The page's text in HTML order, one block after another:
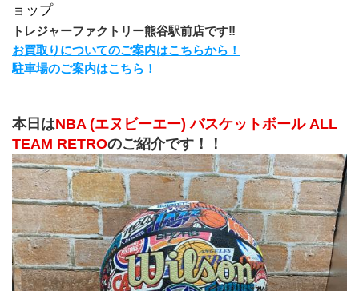
ョップ
トレジャーファクトリー熊谷駅前店です‼
お買取りについてのご案内はこちらから！
駐車場のご案内はこちら！
本日はNBA (エヌビーエー) バスケットボール ALL
TEAM RETROのご紹介です！！